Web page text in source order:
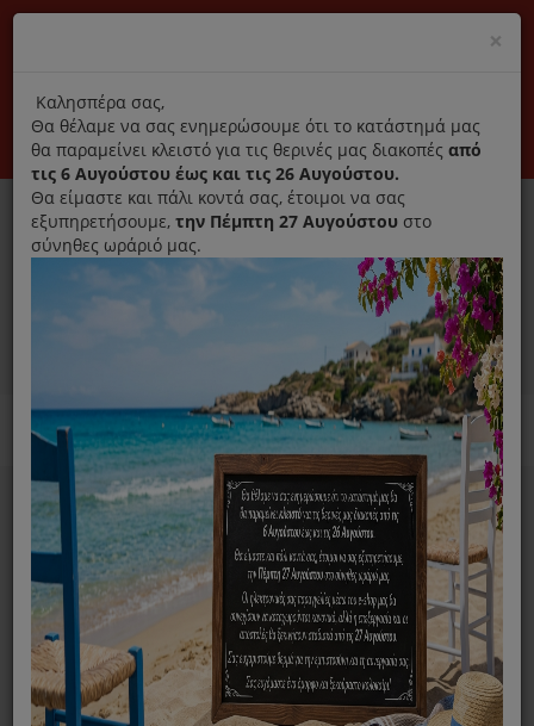
Αποκλειστικά γνήσια ανταλλακτικά
Σύνδεση Εγγραφή Εταιρεία Επικοινωνία
0
Ανταλλακτικά ηλεκτρικών συσκευών MENU
Home Χύτρα
Λάστιχα
ΛΑΣΤΙΧΟ ΧΥΤΡΑΣ WMF 22CM
×
title
Καλησπέρα σας,
Θα θέλαμε να σας ενημερώσουμε ότι το κατάστημά μας
θα παραμείνει κλειστό για τις θερινές μας διακοπές από
τις 6 Αυγούστου έως και τις 26 Αυγούστου.
Θα είμαστε και πάλι κοντά σας, έτοιμοι να σας
εξυπηρετήσουμε, την Πέμπτη 27 Αυγούστου στο
σύνηθες ωράριό μας.